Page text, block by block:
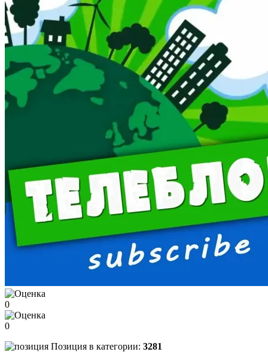
0
0
Позиция в категории: 3281